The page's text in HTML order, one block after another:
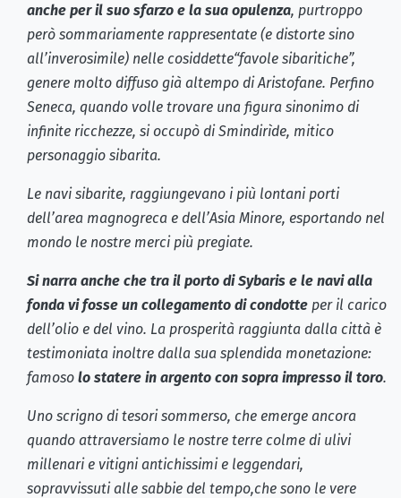
anche per il suo sfarzo e la sua opulenza, purtroppo
però sommariamente rappresentate (e distorte sino
all’inverosimile) nelle cosiddette“favole sibaritiche”,
genere molto diffuso già altempo di Aristofane. Perfino
Seneca, quando volle trovare una figura sinonimo di
infinite ricchezze, si occupò di Smindirìde, mitico
personaggio sibarita.
Le navi sibarite, raggiungevano i più lontani porti
dell’area magnogreca e dell’Asia Minore, esportando nel
mondo le nostre merci più pregiate.
Si narra anche che tra il porto di Sybaris e le navi alla
fonda vi fosse un collegamento di condotte per il carico
dell’olio e del vino. La prosperità raggiunta dalla città è
testimoniata inoltre dalla sua splendida monetazione:
famoso lo statere in argento con sopra impresso il toro.
Uno scrigno di tesori sommerso, che emerge ancora
quando attraversiamo le nostre terre colme di ulivi
millenari e vitigni antichissimi e leggendari,
sopravvissuti alle sabbie del tempo,che sono le vere